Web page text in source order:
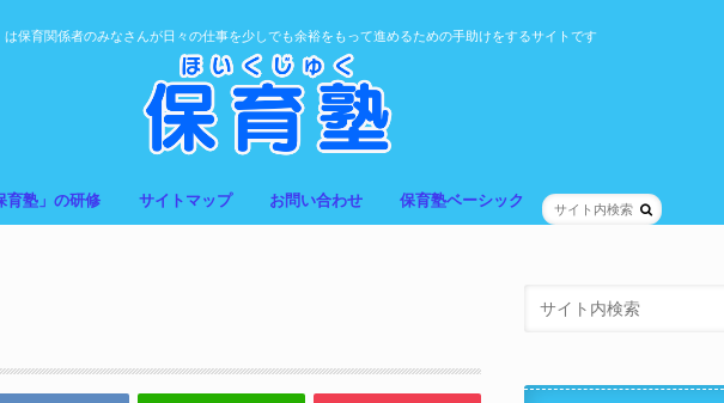
は保育関係者のみなさんが日々の仕事を少しでも余裕をもって進めるための手助けをするサイトです
育塾」の研修 サイトマップ お問い合わせ 保育塾ベーシック